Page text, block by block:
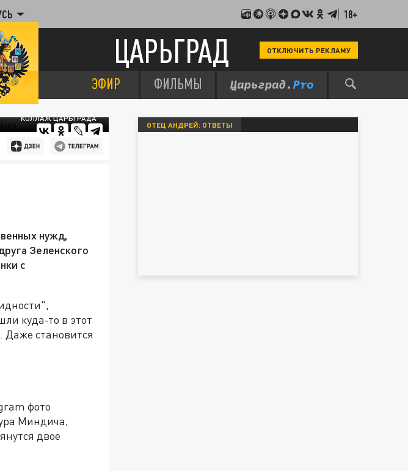
18+
ЦАРЬГРАД ОТКЛЮЧИТЬ РЕКЛАМУ
ЭФИР ФИЛЬМЫ
КОЛЛАЖ ЦАРЬГРАДА
нужд,
Зеленского
с
куда-то в этот
Даже становится
фото
Миндича,
двое
ОТЕЦ АНДРЕЙ: ОТВЕТЫ